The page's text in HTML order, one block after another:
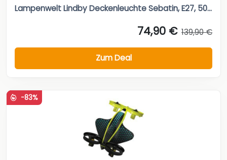
Lampenwelt Lindby Deckenleuchte Sebatin, E27, 50...
74,90 € 139,90 €
Zum Deal
-83%